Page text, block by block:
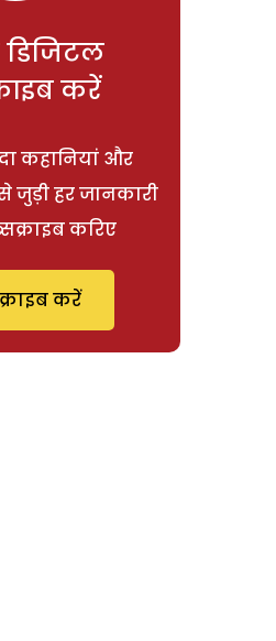
डिजिटल
करें
कहानियां और
जुड़ी हर जानकारी
करिए
करें